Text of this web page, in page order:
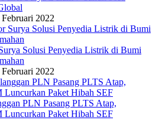
Februari 2022
Solusi Penyedia Listrik di Bumi
Februari 2022
PLN Pasang PLTS Atap,
Luncurkan Paket Hibah SEF